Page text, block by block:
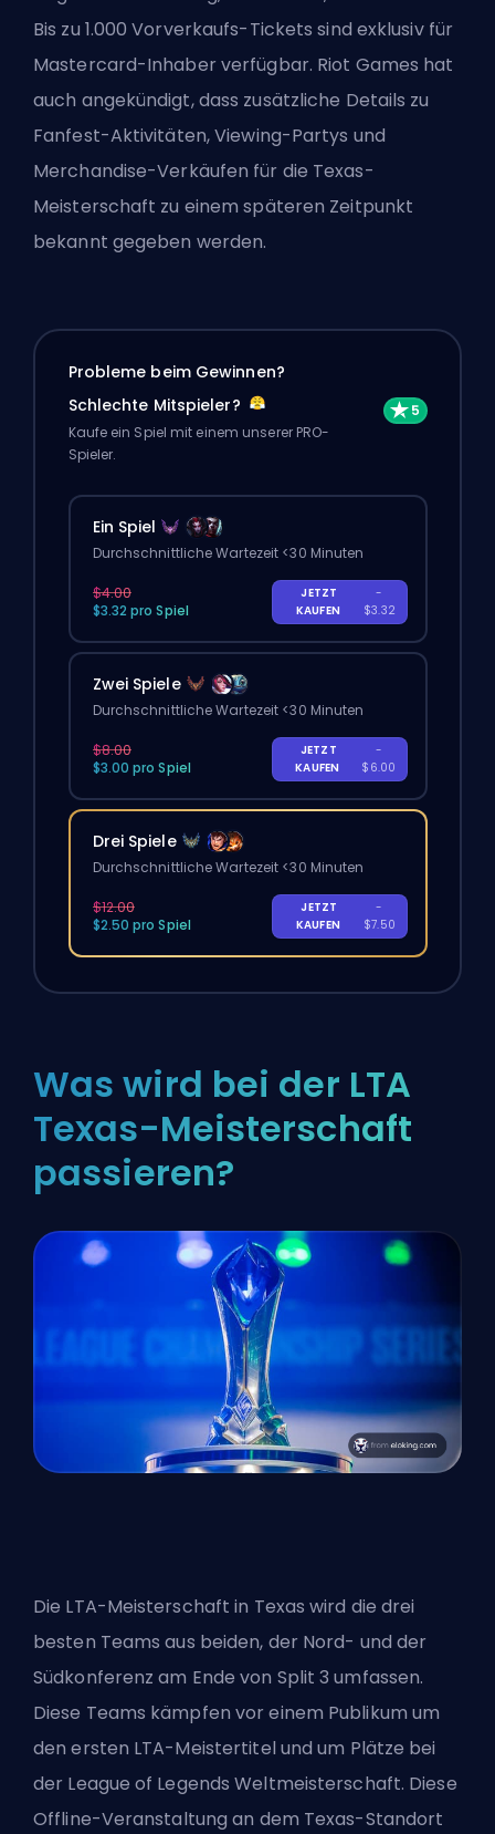
Bis zu 1.000 Vorverkaufs-Tickets sind exklusiv für
Mastercard-Inhaber verfügbar. Riot Games hat
auch angekündigt, dass zusätzliche Details zu
Fanfest-Aktivitäten, Viewing-Partys und
Merchandise-Verkäufen für die Texas-
Meisterschaft zu einem späteren Zeitpunkt
bekannt gegeben werden.
Probleme beim Gewinnen?
Schlechte Mitspieler?
Kaufe ein Spiel mit einem unserer PRO-
Spieler.
Ein Spiel
Durchschnittliche Wartezeit <30 Minuten
$4.00
$3.32 pro Spiel
JETZT
KAUFEN
-
$3.32
Zwei Spiele
Durchschnittliche Wartezeit <30 Minuten
$8.00
$3.00 pro Spiel
JETZT
KAUFEN
-
$6.00
Drei Spiele
Durchschnittliche Wartezeit <30 Minuten
$12.00
$2.50 pro Spiel
JETZT
KAUFEN
-
$7.50
Was wird bei der LTA
Texas-Meisterschaft
passieren?
Die LTA-Meisterschaft in Texas wird die drei
besten Teams aus beiden, der Nord- und der
Südkonferenz am Ende von Split 3 umfassen.
Diese Teams kämpfen vor einem Publikum um
den ersten LTA-Meistertitel und um Plätze bei
der League of Legends Weltmeisterschaft. Diese
Offline-Veranstaltung an dem Texas-Standort